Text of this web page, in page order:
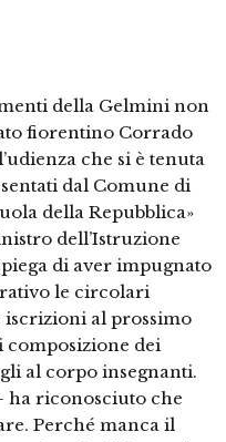
della Gelmini non
fiorentino Corrado
che si è tenuta
dal Comune di
della Repubblica»
dell’Istruzione
di aver impugnato
le circolari
al prossimo
composizione dei
al corpo insegnanti.
ha riconosciuto che
Perché manca il